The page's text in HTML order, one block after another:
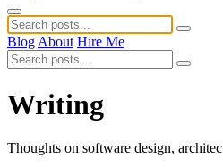
Blog About Hire Me
Writing
Thoughts on software design,